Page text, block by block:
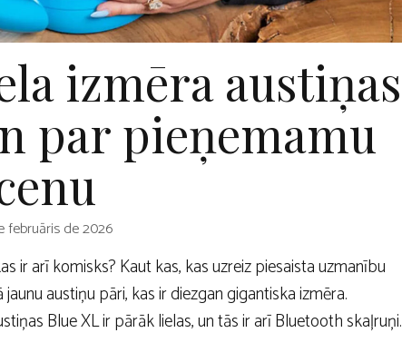
izmēra austiņas
par pieņemamu
februāris de 2026
ir arī komisks? Kaut kas, kas uzreiz piesaista uzmanību
austiņu pāri, kas ir diezgan gigantiska izmēra.
Blue XL ir pārāk lielas, un tās ir arī Bluetooth skaļruņi.